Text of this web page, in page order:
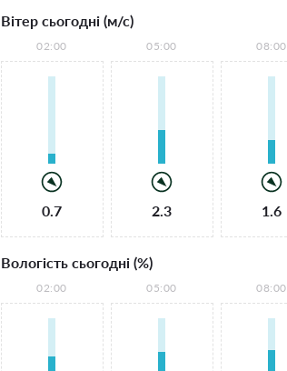
Вітер сьогодні (м/с)
02:00
0.7
05:00
2.3
08:00
1.6
Вологість сьогодні (%)
02:00 05:00 08:00